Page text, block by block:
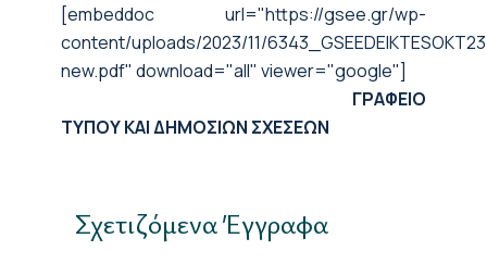
[embeddoc url="https://gsee.gr/wp-
content/uploads/2023/11/
new.pdf" download="all" viewer="google"]
ΓΡΑΦΕΙΟ
ΤΥΠΟΥ ΚΑΙ ΔΗΜΟΣΙΩΝ ΣΧΕΣΕΩΝ
Σχετιζόμενα Έγγραφα